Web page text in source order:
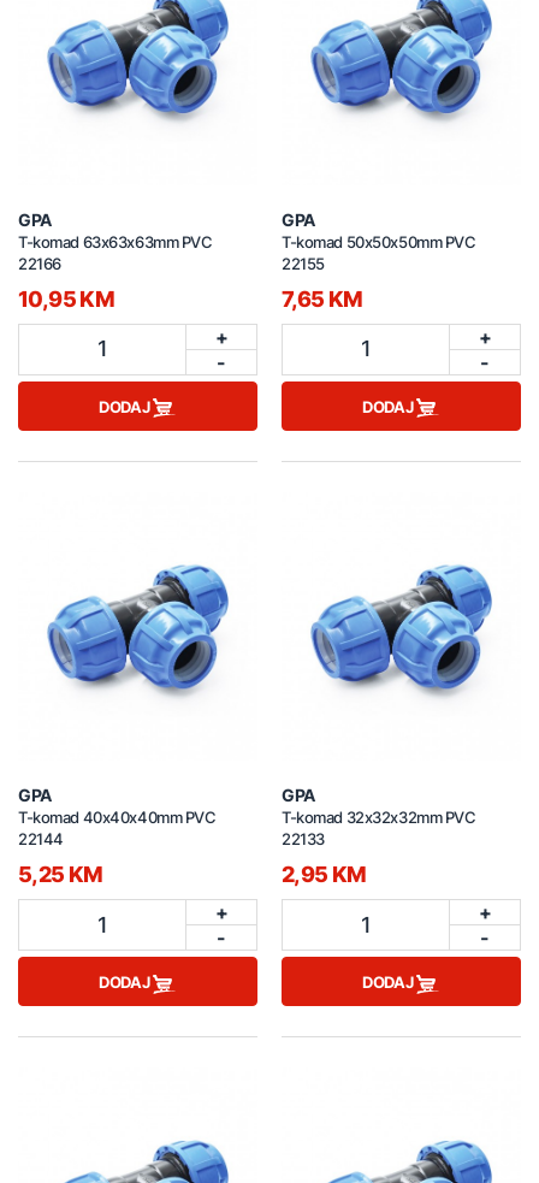
GPA
T-komad 63x63x63mm PVC
22166
10,95 KM
1
+
-
DODAJ
GPA
T-komad 50x50x50mm PVC
22155
7,65 KM
1
+
-
DODAJ
GPA
T-komad 40x40x40mm PVC
22144
5,25 KM
1
+
-
DODAJ
GPA
T-komad 32x32x32mm PVC
22133
2,95 KM
1
+
-
DODAJ